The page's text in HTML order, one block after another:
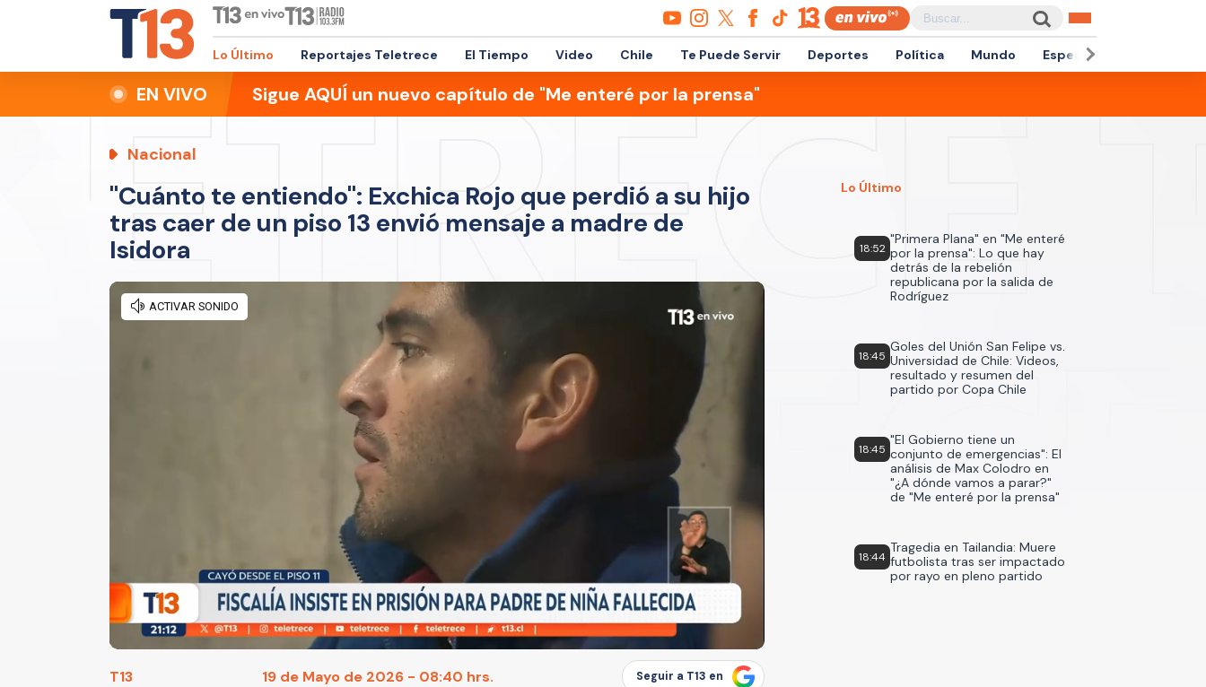
Lo Último Reportajes Teletrece El Tiempo Video Chile Te Puede Servir Deportes Política Mundo Espectáculos
EN VIVO Sigue AQUÍ un nuevo capítulo de "Me enteré por la prensa"
Nacional
"Cuánto te entiendo": Exchica Rojo que perdió a su hijo
tras caer de un piso 13 envió mensaje a madre de
Isidora
T13 19 de Mayo de 2026 - 08:40 hrs. Seguir a T13 en
Lo Último
18:52
"Primera Plana" en "Me enteré
por la prensa": Lo que hay
detrás de la rebelión
republicana por la salida de
Rodríguez
18:45
Goles del Unión San Felipe vs.
Universidad de Chile: Videos,
resultado y resumen del
partido por Copa Chile
18:45
"El Gobierno tiene un
conjunto de emergencias": El
análisis de Max Colodro en
"¿A dónde vamos a parar?"
de "Me enteré por la prensa"
18:44
Tragedia en Tailandia: Muere
futbolista tras ser impactado
por rayo en pleno partido